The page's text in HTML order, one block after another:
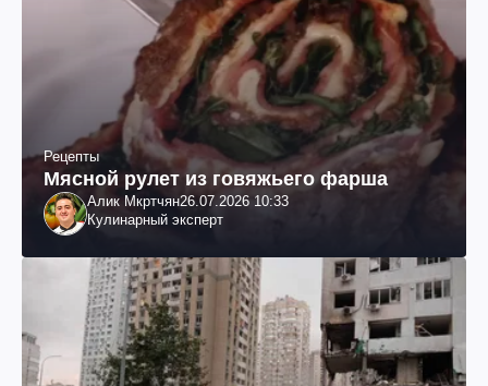
Рецепты
Мясной рулет из говяжьего фарша
Алик Мкртчян26.07.2026 10:33
Кулинарный эксперт